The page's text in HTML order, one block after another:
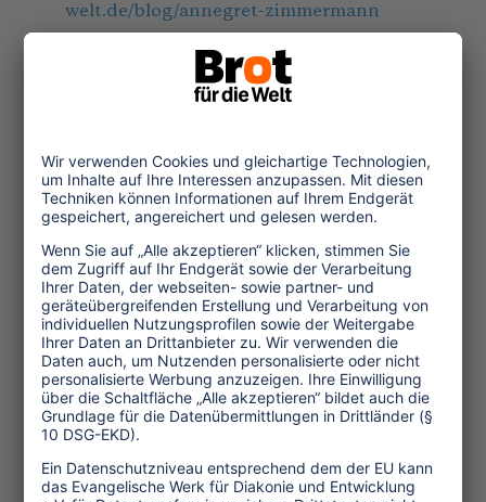
welt.de/blog/annegret-zimmermann
(1.408 Zeichen, September 2016, TW
Themen
Tourismuspolitik
Kultur und Religion